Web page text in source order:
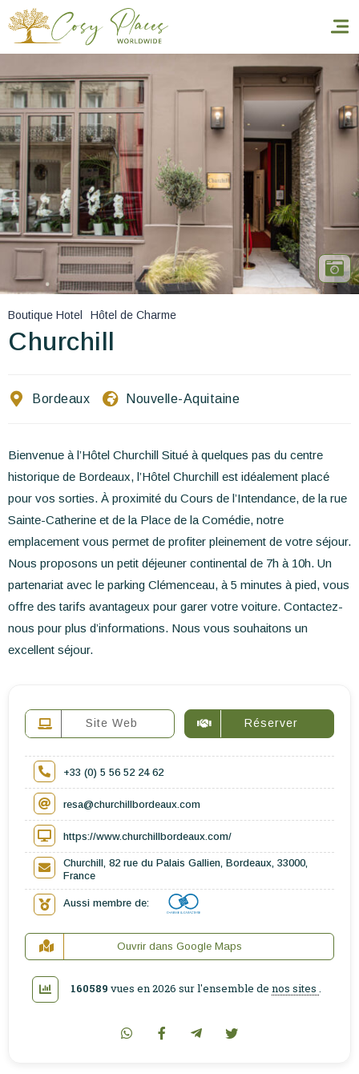
Accueil
Réserver un séjour
Nos adresses dans le monde
World’s Best Hotels
Vous faire voyager
Les séjours à thème
Boutique Hotel Hôtel de Charme
Churchill
Bordeaux Nouvelle-Aquitaine
Bienvenue à l’Hôtel Churchill Situé à quelques pas du centre
historique de Bordeaux, l’Hôtel Churchill est idéalement placé
pour vos sorties. À proximité du Cours de l’Intendance, de la rue
Sainte-Catherine et de la Place de la Comédie, notre
emplacement vous permet de profiter pleinement de votre séjour.
Nous proposons un petit déjeuner continental de 7h à 10h. Un
partenariat avec le parking Clémenceau, à 5 minutes à pied, vous
offre des tarifs avantageux pour garer votre voiture. Contactez-
nous pour plus d’informations. Nous vous souhaitons un
excellent séjour.
Site Web Réserver
+33 (0) 5 56 52 24 62
resa@churchillbordeaux.com
https://www.churchillbordeaux.com/
Churchill, 82 rue du Palais Gallien, Bordeaux, 33000,
France
Aussi membre de:
Ouvrir dans Google Maps
160589 vues en 2026 sur l'ensemble de nos sites